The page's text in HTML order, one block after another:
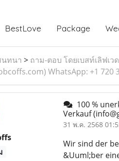
BestLove Package
นทนา > ถาม-ตอบ โดยเบสท์เลิฟเว
WhatsApp: +1 720
100 %
Verkauf
31 พ.ค. 2568
Wir sind der
&Uuml;ber